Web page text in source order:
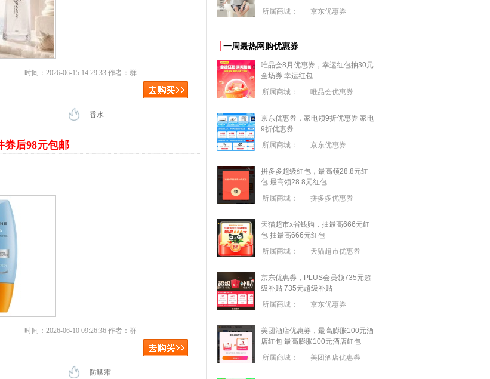
时间：2026-06-15 14:29:33 作者：群
香水
券后98元包邮
时间：2026-06-10 09:26:36 作者：群
防晒霜
所属商城：
京东优惠券
一周最热网购优惠券
唯品会8月优惠券，幸运红包抽30元
全场券 幸运红包
所属商城：
唯品会优惠券
京东优惠券，家电领9折优惠券 家电
9折优惠券
所属商城：
京东优惠券
拼多多超级红包，最高领28.8元红
包 最高领28.8元红包
所属商城：
拼多多优惠券
天猫超市x省钱购，抽最高666元红
包 抽最高666元红包
所属商城：
天猫超市优惠券
京东优惠券，PLUS会员领735元超
级补贴 735元超级补贴
所属商城：
京东优惠券
美团酒店优惠券，最高膨胀100元酒
店红包 最高膨胀100元酒店红包
所属商城：
美团酒店优惠券